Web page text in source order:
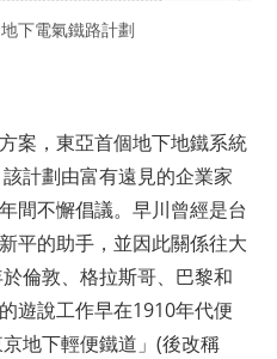
下電氣鐵路計劃
案，東亞首個地下地鐵系統
計劃由富有遠見的企業家
間不懈倡議。早川曾經是台
平的助手，並因此關係往大
倫敦、格拉斯哥、巴黎和
遊說工作早在1910年代便
地下輕便鐵道」(後改稱